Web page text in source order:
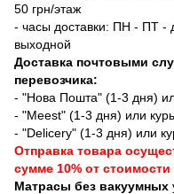
50 грн/этаж
- часы доставки: ПН - ПТ -
выходной
Доставка почтовыми
перевозчика:
- "Нова Пошта" (1-3 дня)
- "Meest" (1-3 дня) или
- "Delicery" (1-3 дня) или
Отправка товара
сумме 10% от стоимости
Матрасы без вакуумных